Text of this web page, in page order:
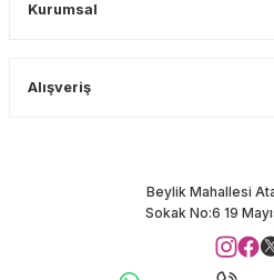
Kurumsal
Alışveriş
Beylik Mahallesi
Sokak No:6 19